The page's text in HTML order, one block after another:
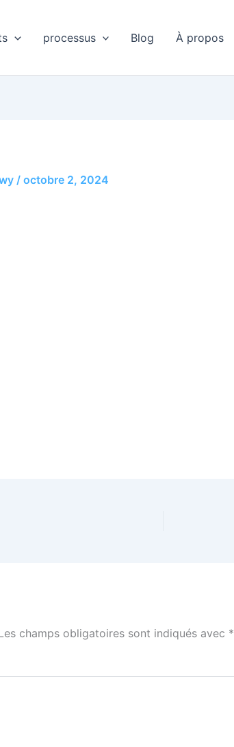
processus Blog À propos
/ octobre 2, 2024
champs obligatoires sont indiqués avec *